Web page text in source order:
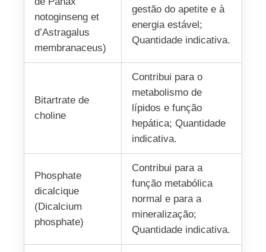
notoginseng et
d’Astragalus
membranaceus)
gestão do apetite e à
energia estável;
Quantidade indicativa.
Bitartrate de
choline
Contribui para o
metabolismo de
lípidos e função
hepática; Quantidade
indicativa.
Phosphate
dicalcique
(Dicalcium
phosphate)
Contribui para a
função metabólica
normal e para a
mineralização;
Quantidade indicativa.